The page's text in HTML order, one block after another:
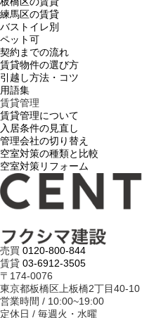
練馬区の賃貸
バストイレ別
ペット可
契約までの流れ
賃貸物件の選び方
引越し方法・コツ
用語集
賃貸管理
賃貸管理について
入居条件の見直し
管理会社の切り替え
空室対策の種類と比較
空室対策リフォーム
売買 0120-800-844
賃貸 03-6912-3505
〒174-0076
東京都板橋区上板橋2丁目40-10
営業時間 / 10:00~19:00
定休日 / 毎週火・水曜